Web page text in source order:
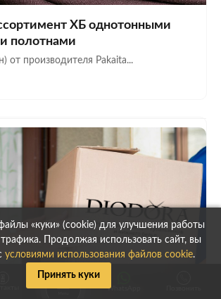
WhatsApp
ХБ однотонными
полотнами
от производителя Pakaita...
«куки» (cookie) для улучшения работы
Продолжая использовать сайт, вы
условиями использования файлов cookie.
Принять куки